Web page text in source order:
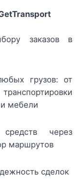
заказов в
грузов: от
и мебели
через
маршрутов
сделок